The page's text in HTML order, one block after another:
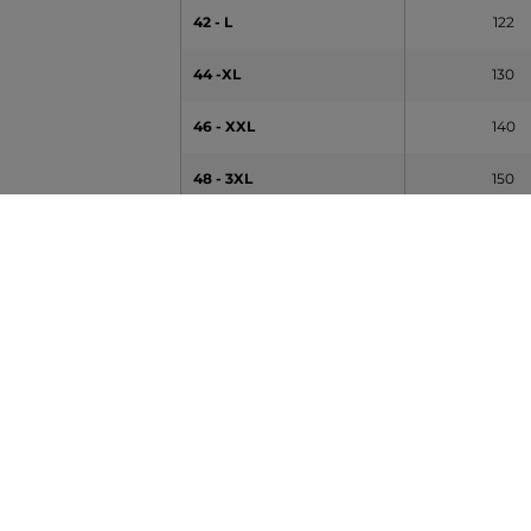
42 - L 122
44 -XL 130
46 - XXL 140
48 - 3XL 150